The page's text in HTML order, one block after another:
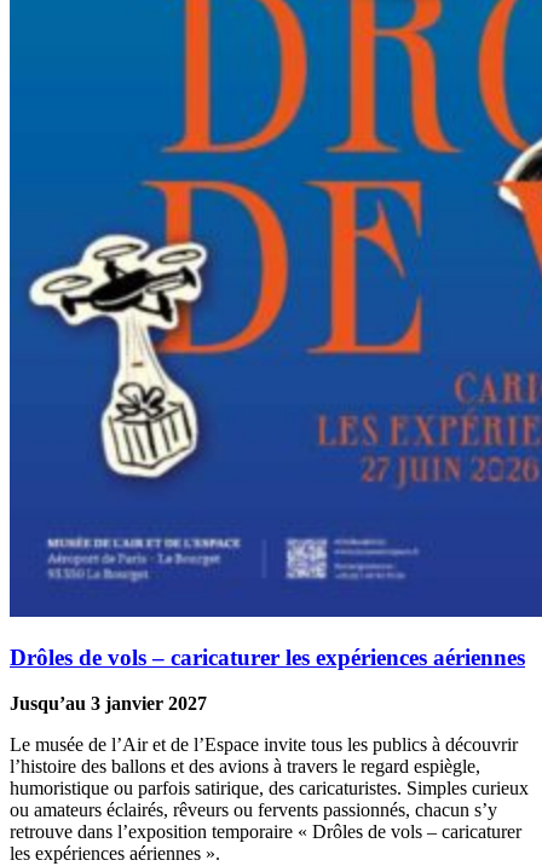
Drôles de vols – caricaturer les expériences aériennes
Jusqu’au 3 janvier 2027
Le musée de l’Air et de l’Espace invite tous les publics à découvrir
l’histoire des ballons et des avions à travers le regard espiègle,
humoristique ou parfois satirique, des caricaturistes. Simples curieux
ou amateurs éclairés, rêveurs ou fervents passionnés, chacun s’y
retrouve dans l’exposition temporaire « Drôles de vols – caricaturer
les expériences aériennes ».